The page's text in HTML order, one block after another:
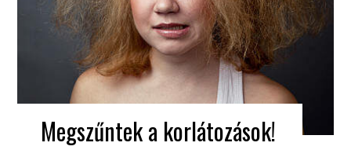
Megszűntek a korlátozások!